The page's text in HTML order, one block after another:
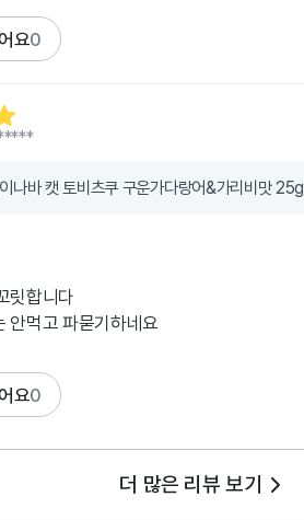
요0
이나바 캣 토비츠쿠 구운가다랑어&가리비맛 25g
릿합니다
안먹고 파묻기하네요
요0
더 많은 리뷰 보기